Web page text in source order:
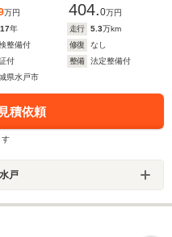
万円 404.0万円
年 走行 5.3万km
整備付 修復
なし
付 整備
法定整備付
県水戸市
積依頼
す
戸